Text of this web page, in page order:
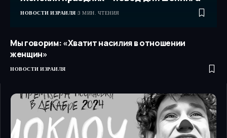
НОВОСТИ ИЗРАИЛЯ 3 МИН. ЧТЕНИЯ
Мы говорим: «Хватит насилия в отношении
женщин»
НОВОСТИ ИЗРАИЛЯ